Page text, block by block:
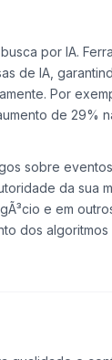
por IA.
de IA,
Por
de 29%
sobre
da sua
e em
dos algoritmos